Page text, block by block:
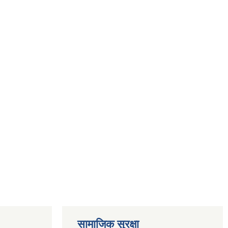
सामाजिक सुरक्षा